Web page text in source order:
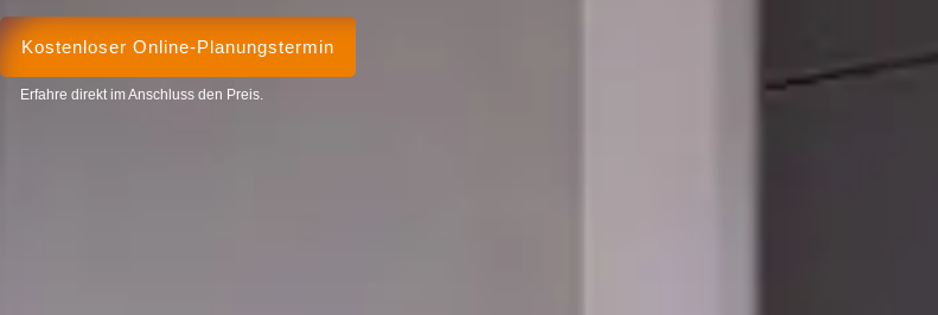
Kostenloser Online-Planungstermin
Erfahre direkt im Anschluss den Preis.